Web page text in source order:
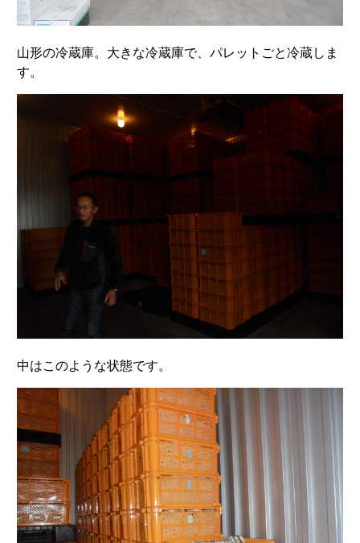
山形の冷蔵庫。大きな冷蔵庫で、パレットごと冷蔵しま
す。
中はこのような状態です。